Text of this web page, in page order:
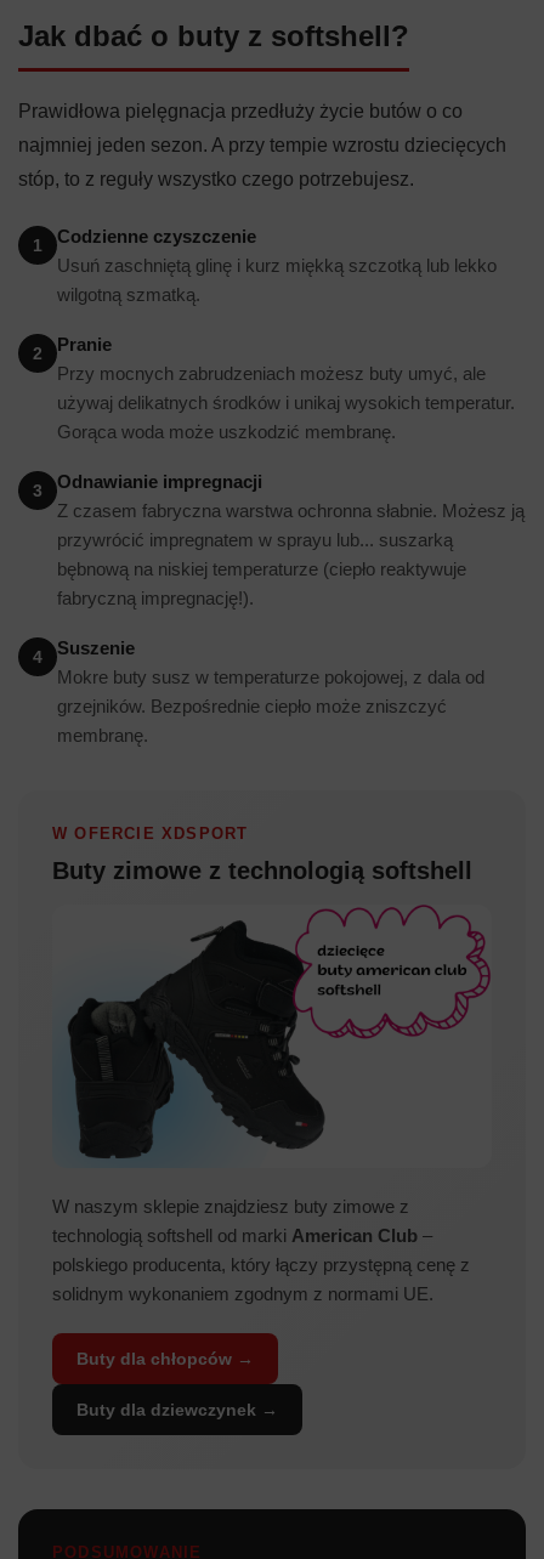
Jak dbać o buty z softshell?
Prawidłowa pielęgnacja przedłuży życie butów o co
najmniej jeden sezon. A przy tempie wzrostu dziecięcych
stóp, to z reguły wszystko czego potrzebujesz.
1
Codzienne czyszczenie
Usuń zaschniętą glinę i kurz miękką szczotką lub lekko
wilgotną szmatką.
2
Pranie
Przy mocnych zabrudzeniach możesz buty umyć, ale
używaj delikatnych środków i unikaj wysokich temperatur.
Gorąca woda może uszkodzić membranę.
3
Odnawianie impregnacji
Z czasem fabryczna warstwa ochronna słabnie. Możesz ją
przywrócić impregnatem w sprayu lub... suszarką
bębnową na niskiej temperaturze (ciepło reaktywuje
fabryczną impregnację!).
4
Suszenie
Mokre buty susz w temperaturze pokojowej, z dala od
grzejników. Bezpośrednie ciepło może zniszczyć
membranę.
W OFERCIE XDSPORT
Buty zimowe z technologią softshell
W naszym sklepie znajdziesz buty zimowe z
technologią softshell od marki American Club –
polskiego producenta, który łączy przystępną cenę z
solidnym wykonaniem zgodnym z normami UE.
Buty dla chłopców →
Buty dla dziewczynek →
PODSUMOWANIE